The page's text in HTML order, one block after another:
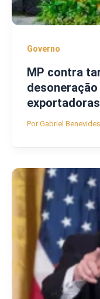
Governo
MP contra
exportadoras
PorGabriel Benevides